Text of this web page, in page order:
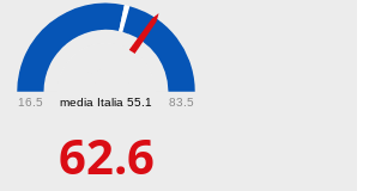
media Italia 55.1
16.5 83.5
62.6